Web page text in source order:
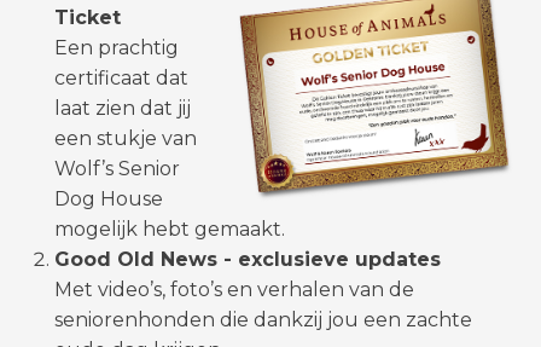
Ticket
Een prachtig
certificaat dat
laat zien dat jij
een stukje van
Wolf’s Senior
Dog House
mogelijk hebt gemaakt.
Good Old News - exclusieve updates
Met video’s, foto’s en verhalen van de
seniorenhonden die dankzij jou een zachte